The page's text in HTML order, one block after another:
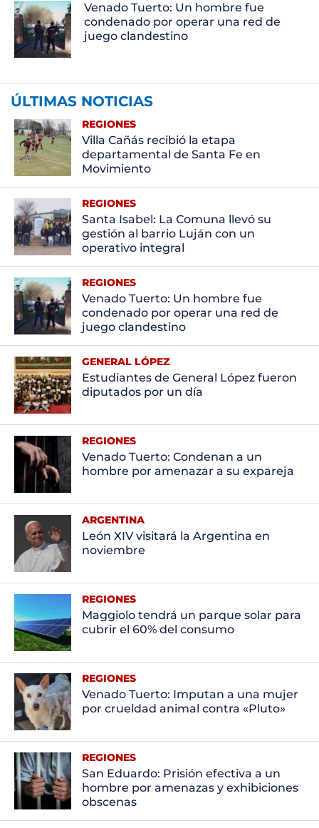
Venado Tuerto: Un hombre fue
condenado por operar una red de
juego clandestino
ÚLTIMAS NOTICIAS
REGIONES
Villa Cañás recibió la etapa
departamental de Santa Fe en
Movimiento
REGIONES
Santa Isabel: La Comuna llevó su
gestión al barrio Luján con un
operativo integral
REGIONES
Venado Tuerto: Un hombre fue
condenado por operar una red de
juego clandestino
GENERAL LÓPEZ
Estudiantes de General López fueron
diputados por un día
REGIONES
Venado Tuerto: Condenan a un
hombre por amenazar a su expareja
ARGENTINA
León XIV visitará la Argentina en
noviembre
REGIONES
Maggiolo tendrá un parque solar para
cubrir el 60% del consumo
REGIONES
Venado Tuerto: Imputan a una mujer
por crueldad animal contra «Pluto»
REGIONES
San Eduardo: Prisión efectiva a un
hombre por amenazas y exhibiciones
obscenas